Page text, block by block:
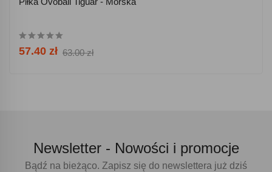
57.40 zł 63.00 zł
Newsletter - Nowości i promocje
Bądź na bieżąco. Zapisz się do newslettera już dziś